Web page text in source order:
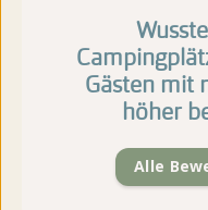
Gästen mit
höher
Alle